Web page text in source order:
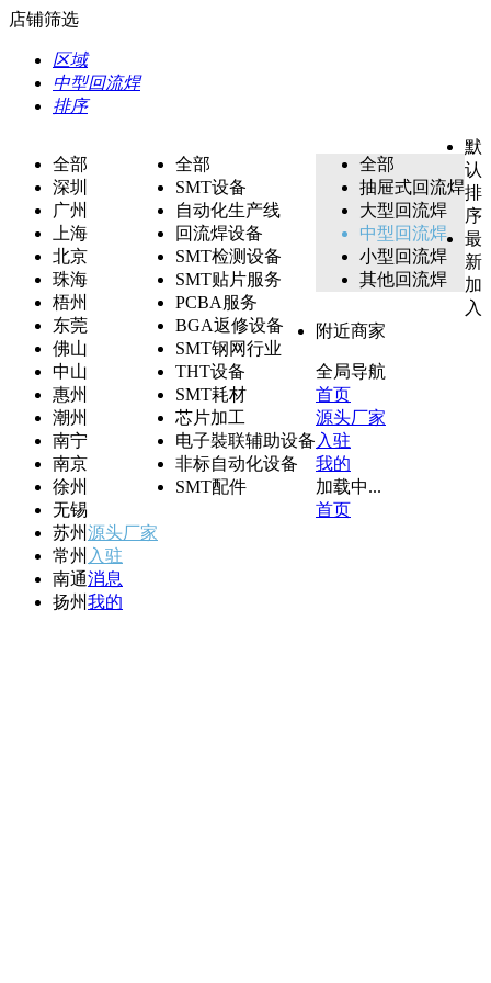
店铺筛选
区域
中型回流焊
排序
全部
深圳
广州
上海
北京
珠海
梧州
东莞
佛山
中山
惠州
潮州
南宁
南京
徐州
无锡
苏州
常州
南通
扬州
全部
SMT设备
自动化生产线
回流焊设备
SMT检测设备
SMT贴片服务
PCBA服务
BGA返修设备
SMT钢网行业
THT设备
SMT耗材
芯片加工
电子裝联辅助设备
非标自动化设备
SMT配件
全部
抽屉式回流焊
大型回流焊
中型回流焊
小型回流焊
其他回流焊
默
认
排
序
最
新
加
入
附近商家
全局导航
首页
源头厂家
入驻
我的
加载中...
首页
源头厂家
入驻
消息
我的